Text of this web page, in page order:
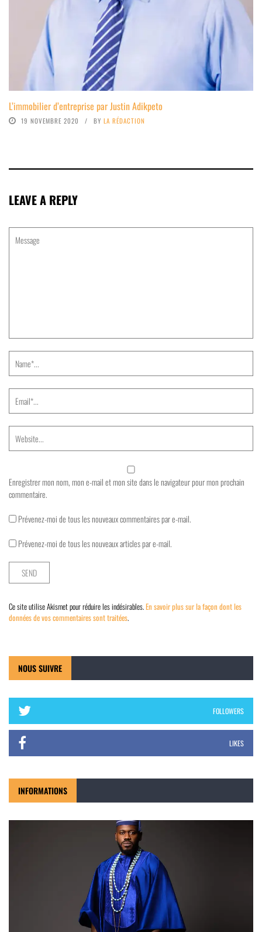
L’immobilier d’entreprise par Justin Adikpeto
19 NOVEMBRE 2020 BY LA RÉDACTION
LEAVE A REPLY
Enregistrer mon nom, mon e-mail et mon site dans le navigateur pour mon prochain
commentaire.
Prévenez-moi de tous les nouveaux commentaires par e-mail.
Prévenez-moi de tous les nouveaux articles par e-mail.
Ce site utilise Akismet pour réduire les indésirables.En savoir plus sur la façon dont les
données de vos commentaires sont traitées.
NOUS SUIVRE
FOLLOWERS
LIKES
INFORMATIONS